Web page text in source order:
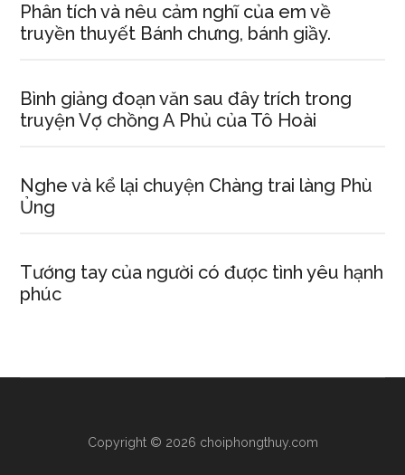
Phân tích và nêu cảm nghĩ của em về
truyền thuyết Bánh chưng, bánh giầy.
Bình giảng đoạn văn sau đây trích trong
truyện Vợ chồng A Phủ của Tô Hoài
Nghe và kể lại chuyện Chàng trai làng Phù
Ủng
Tướng tay của người có được tình yêu hạnh
phúc
Copyright © 2026 choiphongthuy.com